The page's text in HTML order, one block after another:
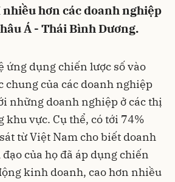
nhiều hơn các doanh nghiệp
Á - Thái Bình Dương.
ứng dụng chiến lược số vào
chung của các doanh nghiệp
những doanh nghiệp ở các thị
vực. Cụ thể, có tới 74%
từ Việt Nam cho biết doanh
của họ đã áp dụng chiến
kinh doanh, cao hơn nhiều